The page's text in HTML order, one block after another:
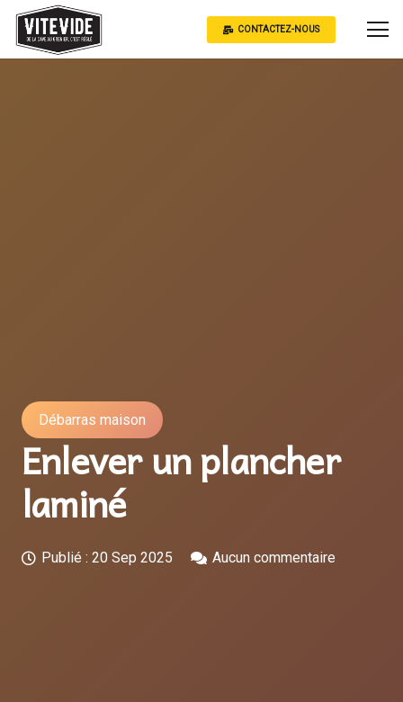
CONTACTEZ-NOUS
Débarras maison
Enlever un plancher
laminé
Publié :20 Sep 2025 Aucun commentaire